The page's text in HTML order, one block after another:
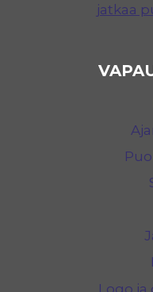
jatkaa
Logo